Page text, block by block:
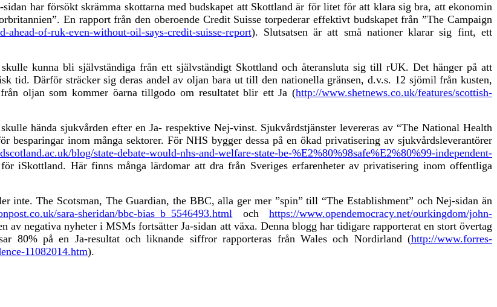
har försökt skrämma skottarna med budskapet att Skottland är för litet för att klara sig bra, att ekonomin
En rapport från den oberoende Credit Suisse torpederar effektivt budskapet från ”The Campaign
ahead-of-ruk-even-without-oil-says-credit-suisse-report). Slutsatsen är att små nationer klarar sig fint, ett
kunna bli självständiga från ett självständigt Skottland och återansluta sig till rUK. Det hänger på att
tid. Därför sträcker sig deras andel av oljan bara ut till den nationella gränsen, d.v.s. 12 sjömil från kusten,
oljan som kommer öarna tillgodo om resultatet blir ett Ja (http://www.shetnews.co.uk/features/scottish-
hända sjukvården efter en Ja- respektive Nej-vinst. Sjukvårdstjänster levereras av “The National Health
besparingar inom många sektorer. För NHS bygger dessa på en ökad privatisering av sjukvårdsleverantörer
blog/state-debate-would-nhs-and-welfare-state-be-%E2%80%98safe%E2%80%99-independent-
iSkottland. Här finns många lärdomar att dra från Sveriges erfarenheter av privatisering inom offentliga
inte. The Scotsman, The Guardian, the BBC, alla ger mer ”spin” till “The Establishment” och Nej-sidan än
sara-sheridan/bbc-bias_b_5546493.html ochhttps://www.opendemocracy.net/ourkingdom/john-
av negativa nyheter i MSMs fortsätter Ja-sidan att växa. Denna blogg har tidigare rapporterat en stort övertag
80% på en Ja-resultat och liknande siffror rapporteras från Wales och Nordirland(http://www.forres-
11082014.htm).